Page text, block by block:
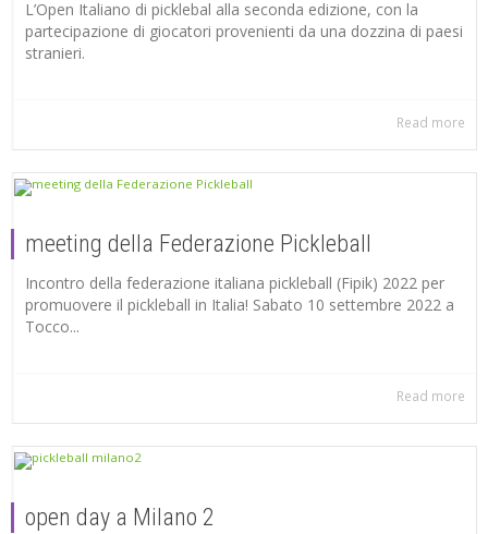
L’Open Italiano di picklebal alla seconda edizione, con la
partecipazione di giocatori provenienti da una dozzina di paesi
stranieri.
Read more
meeting della Federazione Pickleball
Incontro della federazione italiana pickleball (Fipik) 2022 per
promuovere il pickleball in Italia! Sabato 10 settembre 2022 a
Tocco...
Read more
open day a Milano 2